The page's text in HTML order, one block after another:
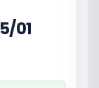
01